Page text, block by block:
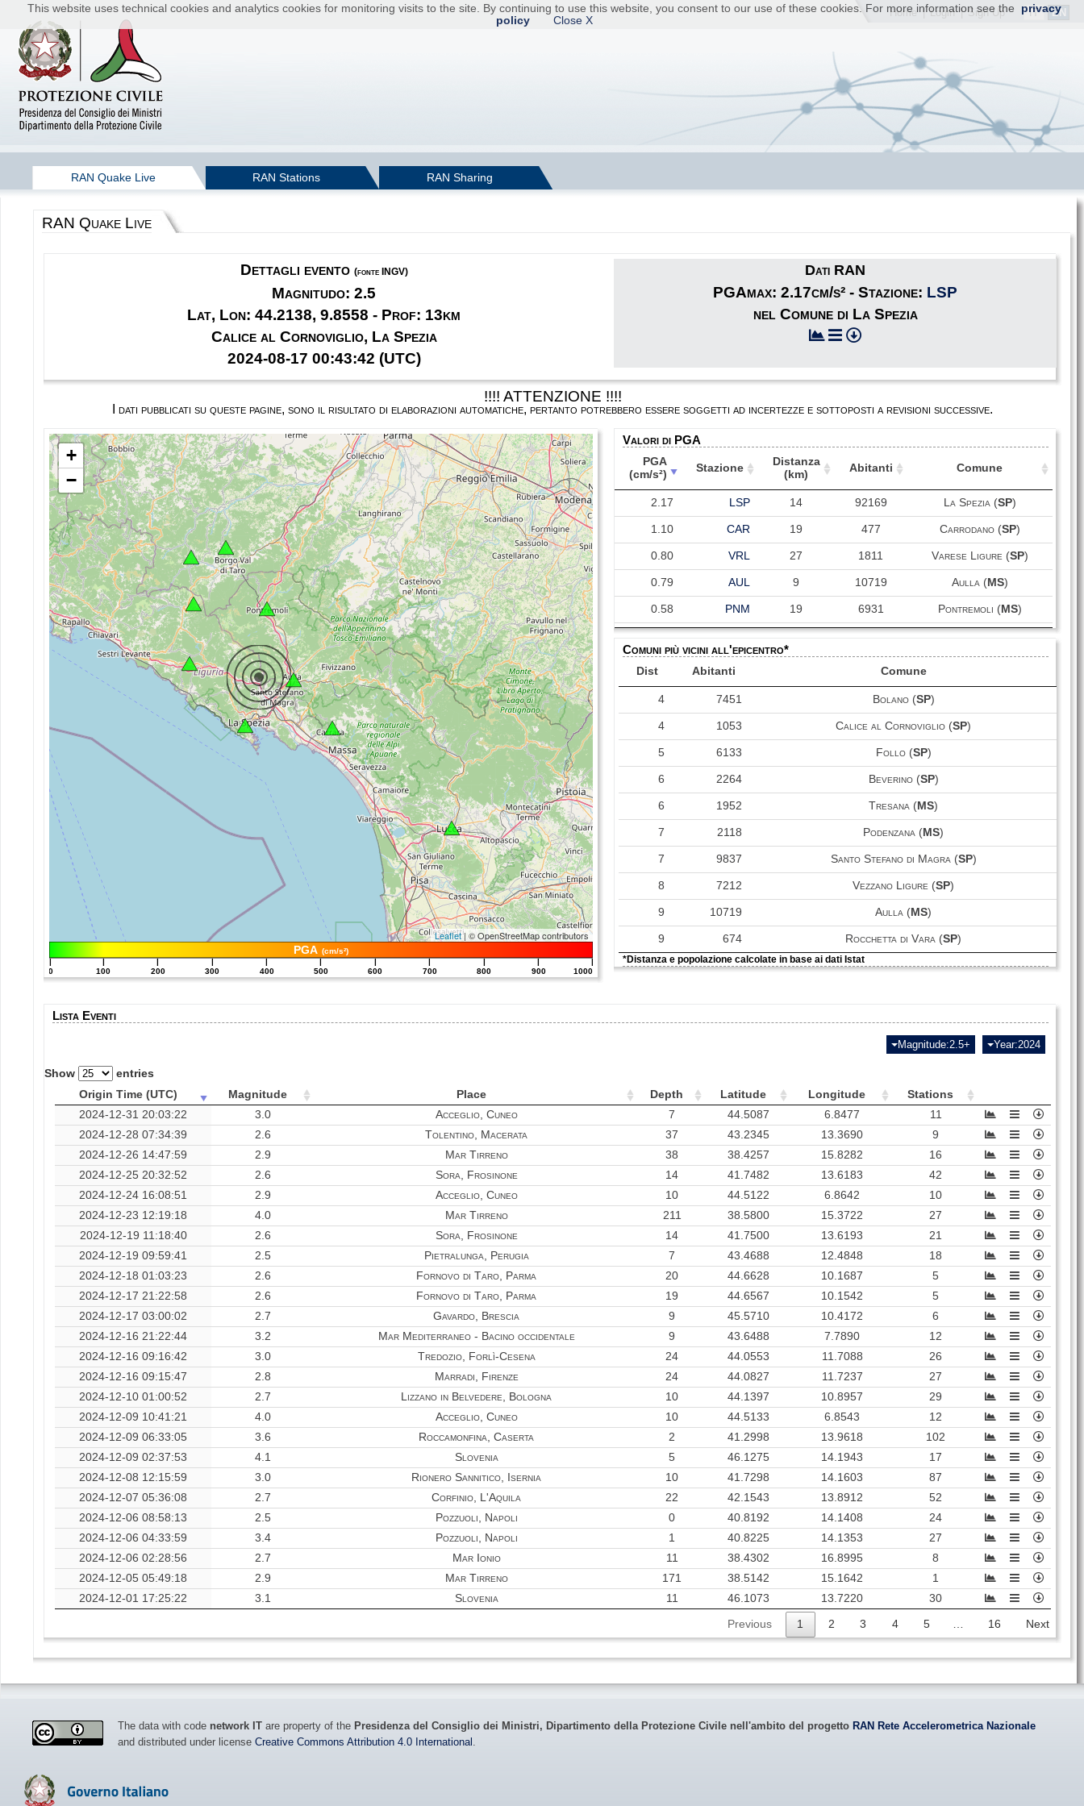
IT EN
Home| Login|Sign Up
This website uses technical cookies and analytics cookies for monitoring visits to the site. By continuing to use this website, you consent to our use of these cookies. For more information see the
privacy
policy
Close X
RAN Quake Live RAN Stations RAN Sharing
RAN Quake Live
Dettagli evento (fonte INGV)
Magnitudo: 2.5
Lat, Lon: 44.2138, 9.8558 - Prof: 13km
Calice al Cornoviglio, La Spezia
2024-08-17 00:43:42 (UTC)
Dati RAN
PGAmax: 2.17cm/s² - Stazione: LSP
nel Comune di La Spezia
!!!! ATTENZIONE !!!!
I dati pubblicati su queste pagine, sono il risultato di elaborazioni automatiche, pertanto potrebbero essere soggetti ad incertezze e sottoposti a revisioni successive.
+
−
Leaflet| © OpenStreetMap contributors
PGA (cm/s²)
|
0
|
100
|
200
|
300
|
400
|
500
|
600
|
700
|
800
|
900
|
1000
Valori di PGA
PGA
(cm/s²)
Stazione
Distanza
(km)
Abitanti Comune
PGA
(cm/s²)
Stazione
Distanza
(km)
Abitanti Comune
2.17 LSP 14 92169 La Spezia (SP)
1.10 CAR 19 477 Carrodano (SP)
0.80 VRL 27 1811 Varese Ligure (SP)
0.79 AUL 9 10719 Aulla (MS)
0.58 PNM 19 6931 Pontremoli (MS)
0.14 BVT 36 6723 Borgo Val di Taro (PR)
0.09 LCC 67 89078 Lucca (LU)
Comuni più vicini all'epicentro*
Dist Abitanti Comune
4 7451 Bolano (SP)
4 1053 Calice al Cornoviglio (SP)
5 6133 Follo (SP)
6 2264 Beverino (SP)
6 1952 Tresana (MS)
7 2118 Podenzana (MS)
7 9837 Santo Stefano di Magra (SP)
8 7212 Vezzano Ligure (SP)
9 10719 Aulla (MS)
9 674 Rocchetta di Vara (SP)
*Distanza e popolazione calcolate in base ai dati Istat
Lista Eventi
Magnitude:2.5+ Year:2024
Show
entries
Origin Time (UTC)
Magnitude Place Depth Latitude Longitude
Stations
2024-12-31 20:03:22
3.0 Acceglio, Cuneo 7 44.5087 6.8477
11
2024-12-28 07:34:39
2.6 Tolentino, Macerata 37 43.2345 13.3690
9
2024-12-26 14:47:59
2.9 Mar Tirreno 38 38.4257 15.8282
16
2024-12-25 20:32:52
2.6 Sora, Frosinone 14 41.7482 13.6183
42
2024-12-24 16:08:51
2.9 Acceglio, Cuneo 10 44.5122 6.8642
10
2024-12-23 12:19:18
4.0 Mar Tirreno 211 38.5800 15.3722
27
2024-12-19 11:18:40
2.6 Sora, Frosinone 14 41.7500 13.6193
21
2024-12-19 09:59:41
2.5 Pietralunga, Perugia 7 43.4688 12.4848
18
2024-12-18 01:03:23
2.6 Fornovo di Taro, Parma 20 44.6628 10.1687
5
2024-12-17 21:22:58
2.6 Fornovo di Taro, Parma 19 44.6567 10.1542
5
2024-12-17 03:00:02
2.7 Gavardo, Brescia 9 45.5710 10.4172
6
2024-12-16 21:22:44
3.2 Mar Mediterraneo - Bacino occidentale 9 43.6488 7.7890
12
2024-12-16 09:16:42
3.0 Tredozio, Forlì-Cesena 24 44.0553 11.7088
26
2024-12-16 09:15:47
2.8 Marradi, Firenze 24 44.0827 11.7237
27
2024-12-10 01:00:52
2.7 Lizzano in Belvedere, Bologna 10 44.1397 10.8957
29
2024-12-09 10:41:21
4.0 Acceglio, Cuneo 10 44.5133 6.8543
12
2024-12-09 06:33:05
3.6 Roccamonfina, Caserta 2 41.2998 13.9618
102
2024-12-09 02:37:53
4.1 Slovenia 5 46.1275 14.1943
17
2024-12-08 12:15:59
3.0 Rionero Sannitico, Isernia 10 41.7298 14.1603
87
2024-12-07 05:36:08
2.7 Corfinio, L'Aquila 22 42.1543 13.8912
52
2024-12-06 08:58:13
2.5 Pozzuoli, Napoli 0 40.8192 14.1408
24
2024-12-06 04:33:59
3.4 Pozzuoli, Napoli 1 40.8225 14.1353
27
2024-12-06 02:28:56
2.7 Mar Ionio 11 38.4302 16.8995
8
2024-12-05 05:49:18
2.9 Mar Tirreno 171 38.5142 15.1642
1
2024-12-01 17:25:22
3.1 Slovenia 11 46.1073 13.7220 30
Previous 1 2 3 4 5 16 Next
The data with code network IT are property of the Presidenza del Consiglio dei Ministri, Dipartimento della Protezione Civile nell'ambito del progetto RAN Rete Accelerometrica Nazionale
and distributed under license Creative Commons Attribution 4.0 International .